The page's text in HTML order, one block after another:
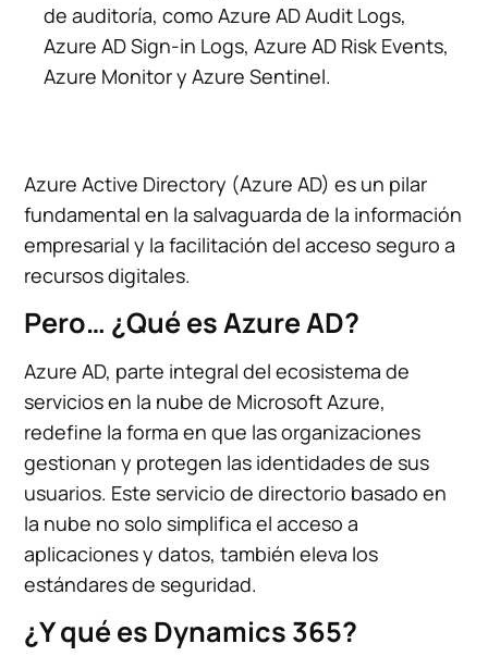
de auditoría, como Azure AD Audit Logs,
Azure AD Sign-in Logs, Azure AD Risk Events,
Azure Monitor y Azure Sentinel.
Azure Active Directory (Azure AD) es un pilar
fundamental en la salvaguarda de la información
empresarial y la facilitación del acceso seguro a
recursos digitales.
Pero… ¿Qué es Azure AD?
Azure AD, parte integral del ecosistema de
servicios en la nube de Microsoft Azure,
redefine la forma en que las organizaciones
gestionan y protegen las identidades de sus
usuarios. Este servicio de directorio basado en
la nube no solo simplifica el acceso a
aplicaciones y datos, también eleva los
estándares de seguridad.
¿Y qué es Dynamics 365?